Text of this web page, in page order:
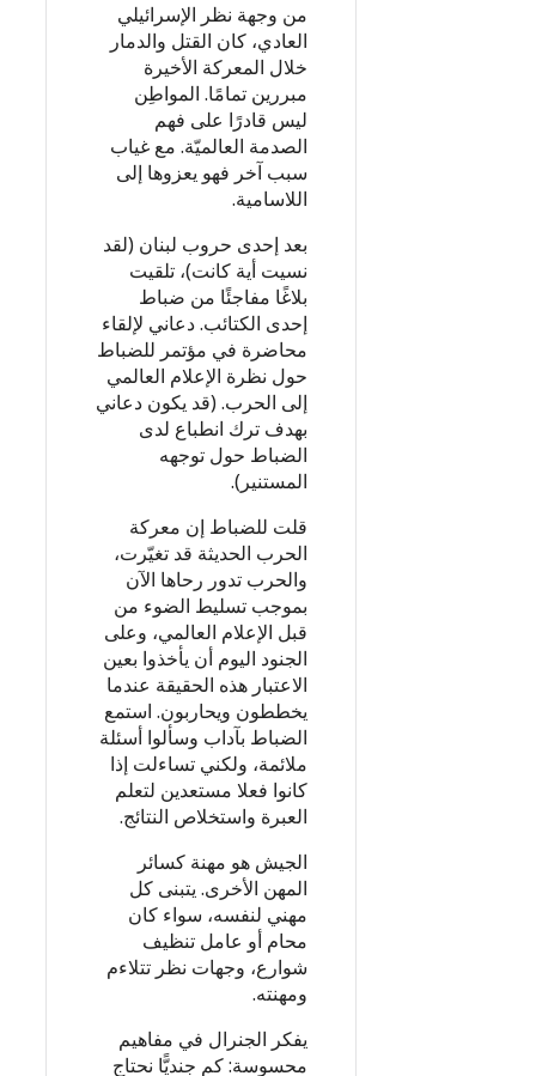
من وجهة نظر الإسرائيلي
العادي، كان القتل والدمار
خلال المعركة الأخيرة
مبررين تمامًا. المواطِن
ليس قادرًا على فهم
الصدمة العالميّة. مع غياب
سبب آخر فهو يعزوها إلى
اللاسامية.
بعد إحدى حروب لبنان (لقد
نسيت أية كانت)، تلقيت
بلاغًا مفاجئًا من ضباط
إحدى الكتائب. دعاني لإلقاء
محاضرة في مؤتمر للضباط
حول نظرة الإعلام العالمي
إلى الحرب. (قد يكون دعاني
بهدف ترك انطباع لدى
الضباط حول توجهه
المستنير).
قلت للضباط إن معركة
الحرب الحديثة قد تغيّرت،
والحرب تدور رحاها الآن
بموجب تسليط الضوء من
قبل الإعلام العالمي، وعلى
الجنود اليوم أن يأخذوا بعين
الاعتبار هذه الحقيقة عندما
يخططون ويحاربون. استمع
الضباط بآداب وسألوا أسئلة
ملائمة، ولكني تساءلت إذا
كانوا فعلا مستعدين لتعلم
العبرة واستخلاص النتائج.
الجيش هو مهنة كسائر
المهن الأخرى. يتبنى كل
مهني لنفسه، سواء كان
محام أو عامل تنظيف
شوارع، وجهات نظر تتلاءم
ومهنته.
يفكر الجنرال في مفاهيم
محسوسة: كم جنديًّا نحتاج